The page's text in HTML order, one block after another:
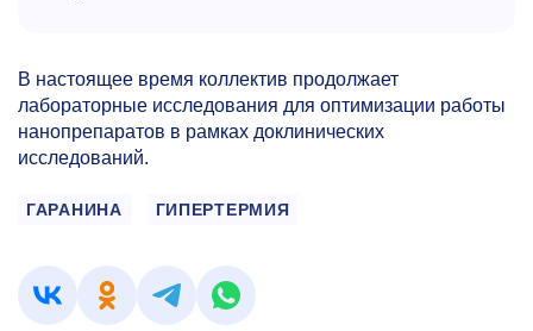
В настоящее время коллектив продолжает
лабораторные исследования для оптимизации работы
нанопрепаратов в рамках доклинических
исследований.
ГАРАНИНА ГИПЕРТЕРМИЯ